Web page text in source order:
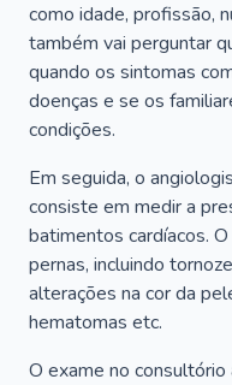
como idade, profissão,
também vai perguntar
quando os sintomas
doenças e se os
condições.
Em seguida, o
consiste em medir a
batimentos cardíacos.
pernas, incluindo
alterações na cor da
hematomas etc.
O exame no consultório